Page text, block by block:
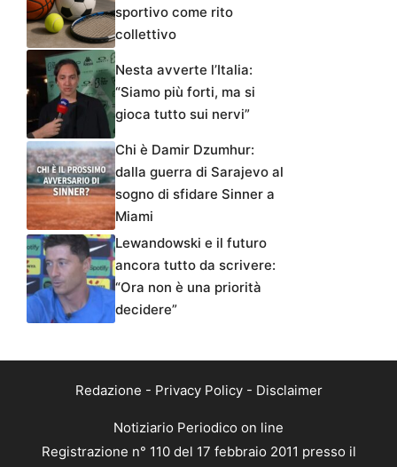
sportivo come rito
collettivo
Nesta avverte l’Italia:
“Siamo più forti, ma si
gioca tutto sui nervi”
Chi è Damir Dzumhur:
dalla guerra di Sarajevo al
sogno di sfidare Sinner a
Miami
Lewandowski e il futuro
ancora tutto da scrivere:
“Ora non è una priorità
decidere”
Redazione - Privacy Policy- Disclaimer
Notiziario Periodico on line
Registrazione n° 110 del 17 febbraio 2011 presso il